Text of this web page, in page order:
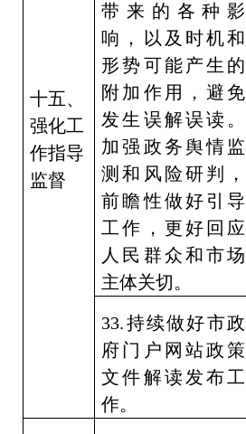
十五、
强化工
作指导
监督
带来的各种影
响，以及时机和
形势可能产生的
附加作用，避免
发生误解误读。
加强政务舆情监
测和风险研判，
前瞻性做好引导
工作，更好回应
人民群众和市场
主体关切。
33.持续做好市政
府门户网站政策
文件解读发布工
作。